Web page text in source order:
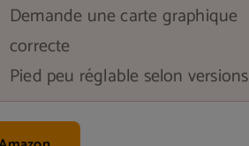
Demande une carte graphique
correcte
Pied peu réglable selon versions